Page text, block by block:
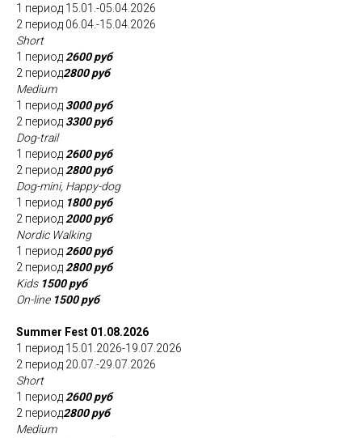
1 период 15.01.-05.04.2026
2 период 06.04.-15.04.2026
Short
1 период2600 руб
2 период2800 руб
Medium
1 период 3000 руб
2 период 3300 руб
Dog-trail
1 период2600 руб
2 период2800 руб
Dog-mini, Happy-dog
1 период 1800 руб
2 период2000 руб
Nordic Walking
1 период2600 руб
2 период2800 руб
Kids 1500 руб
On-line 1500 руб
Summer Fest 01.08.2026
1 период 15.01.2026-19.07.2026
2 период 20.07.-29.07.2026
Short
1 период2600 руб
2 период2800 руб
Medium